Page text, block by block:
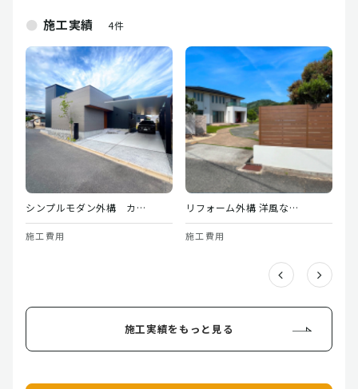
施工実績 4件
シンプルモダン外構 カ…
施工費用
リフォーム外構 洋風な…
施工費用
施工実績をもっと見る